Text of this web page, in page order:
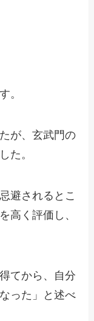
。
が、玄武門の
た。
避されるとこ
高く評価し、
てから、自分
った」と述べ